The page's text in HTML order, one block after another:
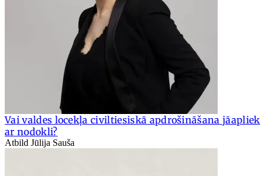
Vai valdes locekļa civiltiesiskā apdrošināšana jāapliek
ar nodokli?
Atbild Jūlija Sauša